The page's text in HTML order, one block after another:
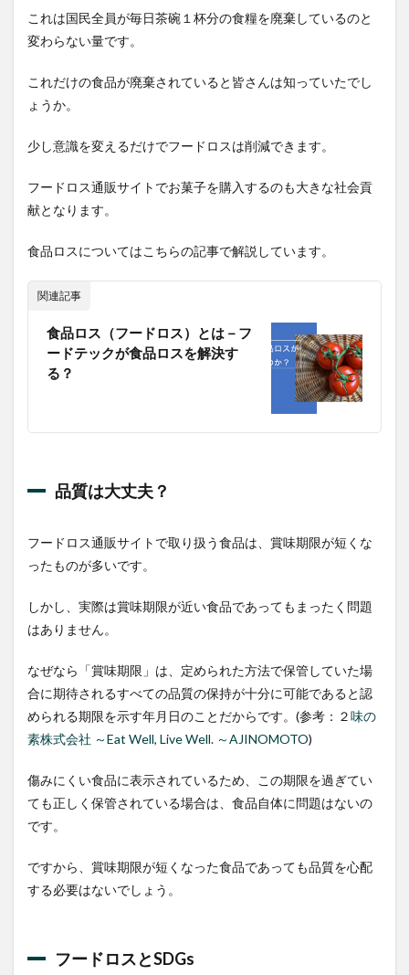
これは国民全員が毎日茶碗１杯分の食糧を廃棄しているのと
変わらない量です。
これだけの食品が廃棄されていると皆さんは知っていたでし
ょうか。
少し意識を変えるだけでフードロスは削減できます。
フードロス通販サイトでお菓子を購入するのも大きな社会貢
献となります。
食品ロスについてはこちらの記事で解説しています。
関連記事
食品ロス（フードロス）とは－フ
ードテックが食品ロスを解決す
る？
品質は大丈夫？
フードロス通販サイトで取り扱う食品は、賞味期限が短くな
ったものが多いです。
しかし、実際は賞味期限が近い食品であってもまったく問題
はありません。
なぜなら「賞味期限」は、定められた方法で保管していた場
合に期待されるすべての品質の保持が十分に可能であると認
められる期限を示す年月日のことだからです。(参考：２味の
素株式会社 ～Eat Well, Live Well. ～AJINOMOTO)
傷みにくい食品に表示されているため、この期限を過ぎてい
ても正しく保管されている場合は、食品自体に問題はないの
です。
ですから、賞味期限が短くなった食品であっても品質を心配
する必要はないでしょう。
フードロスとSDGs